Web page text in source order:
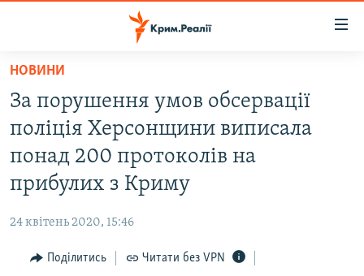
Перейти
основного
матеріалу
до
основної
Перейти
пошуку
ВОДА.КРИМ
ВІДЕО ТА ФОТО
ПОЛІТИКА
ІНТЕРВ'Ю
НОВИНИ
За порушення умов обсервації
поліція Херсонщини виписала
понад 200 протоколів на
прибулих з Криму
24 квітень 2020, 15:46
Поділитись Читати без VPN